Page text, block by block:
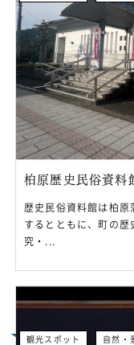
柏原歴史民俗資料
歴史民俗資料館は柏
するとともに、町の歴
究・...
観光スポット 自然・